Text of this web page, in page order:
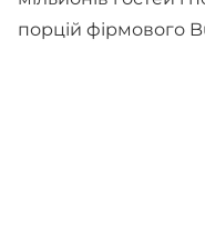
порцій фірмового